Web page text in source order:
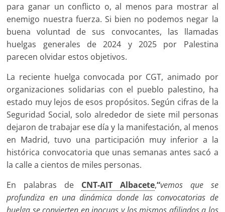
para ganar un conflicto o, al menos para mostrar al
enemigo nuestra fuerza. Si bien no podemos negar la
buena voluntad de sus convocantes, las llamadas
huelgas generales de 2024 y 2025 por Palestina
parecen olvidar estos objetivos.
La reciente huelga convocada por CGT, animado por
organizaciones solidarias con el pueblo palestino, ha
estado muy lejos de esos propósitos. Según cifras de la
Seguridad Social, solo alrededor de siete mil personas
dejaron de trabajar ese día y la manifestación, al menos
en Madrid, tuvo una participación muy inferior a la
histórica convocatoria que unas semanas antes sacó a
la calle a cientos de miles personas.
En palabras de CNT-AIT Albacete,“vemos que se
profundiza en una dinámica donde las convocatorias de